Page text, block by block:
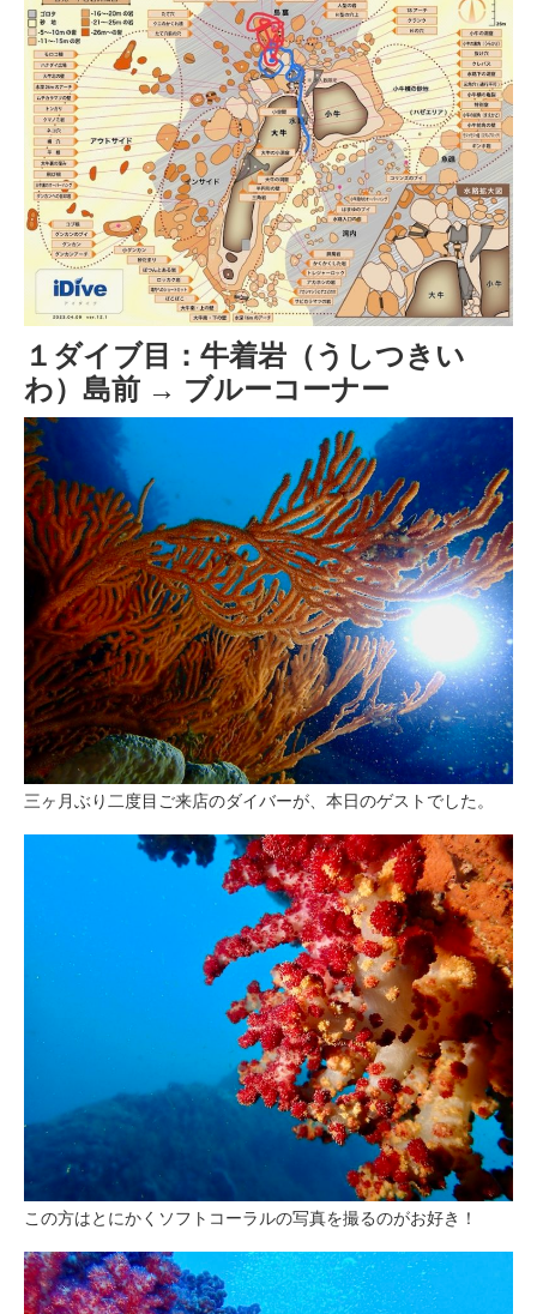
１ダイブ目：牛着岩（うしつきい
わ）島前 → ブルーコーナー
三ヶ月ぶり二度目ご来店のダイバーが、本日のゲストでした。
この方はとにかくソフトコーラルの写真を撮るのがお好き！